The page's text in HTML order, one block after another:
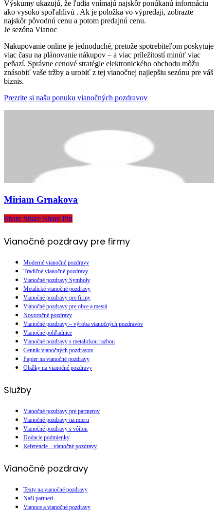
Výskumy ukazujú, že ľudia vnímajú najskôr ponúkanú informáciu
ako vysoko spoľahlivú . Ak je položka vo výpredaji, zobrazte
najskôr pôvodnú cenu a potom predajnú cenu.
Je sezóna Vianoc
Nakupovanie online je jednoduché, pretože spotrebiteľom poskytuje
viac času na plánovanie nákupov – a viac príležitostí minúť viac
peňazí. Správne cenové stratégie elektronického obchodu môžu
znásobiť vaše tržby a urobiť z tej vianočnej najlepšiu sezónu pre váš
biznis.
Prezrite si našu ponuku vianočných pozdravov
Miriam Grnakova
Share
Share Share Share Pin
Vianočné pozdravy pre firmy
Moderné vianočné pozdravy
Tradičné vianočné pozdravy
Vianočné pozdravy Symboly
Metalické vianočné pozdravy
Vianočné pozdravy pre firmy
Vianočné pozdravy pre obce a mestá
Novoročné pozdravy
Vianočné pozdravy – výroba vianočných pozdravov
Vianočné pohľadnice
Vianočné pozdravy s metalickou razbou
Cenník vianočných pozdravov
Papier na vianočné pozdravy
Obálky na vianočné pozdravy
Služby
Vianočné pozdravy pre partnerov
Vianočné pozdravy na mieru
Vianočné pozdravy s vôňou
Dodacie podmienky
Referencie – vianočné pozdravy
Vianočné pozdravy
Texty na vianočné pozdravy
Naši partneri
Vianoce a vianočné pozdravy